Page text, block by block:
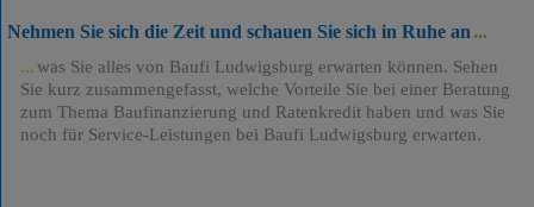
Nehmen Sie sich die Zeit und schauen Sie sich in Ruhe an
was Sie alles von Baufi Ludwigsburg erwarten können. Sehen
Sie kurz zusammengefasst, welche Vorteile Sie bei einer Beratung
zum Thema Baufinanzierung und Ratenkredit haben und was Sie
noch für Service-Leistungen bei Baufi Ludwigsburg erwarten.